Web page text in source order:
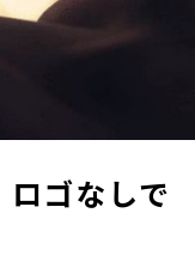
ゴなしで